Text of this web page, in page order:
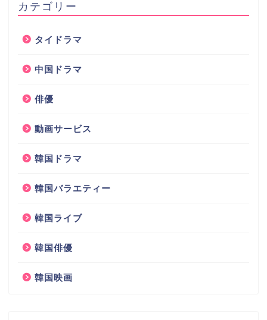
カテゴリー
タイドラマ
中国ドラマ
俳優
動画サービス
韓国ドラマ
韓国バラエティー
韓国ライブ
韓国俳優
韓国映画